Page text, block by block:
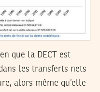
que la DECT est
les transferts nets
alors même qu’elle